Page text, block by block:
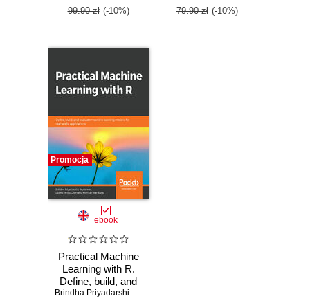
99.90 zł (-10%) 79.90 zł (-10%)
Promocja
ebook
Practical Machine
Learning with R.
Define, build, and
evaluate machine
Brindha Priyadarshini Jeyaraman